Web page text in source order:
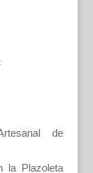
de
la Plazoleta